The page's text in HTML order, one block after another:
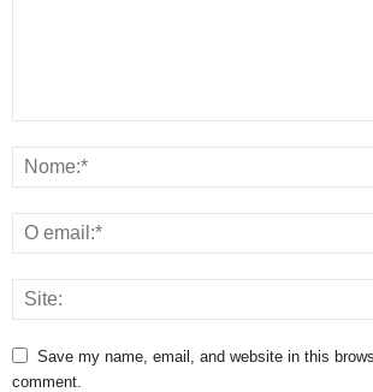
Save my name, email, and website in this
comment.